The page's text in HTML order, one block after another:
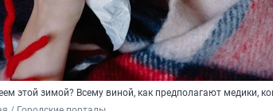
этой зимой? Всему виной, как предполагают медики,